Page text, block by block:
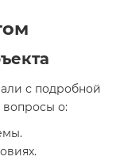
с подробной
вопросы о: